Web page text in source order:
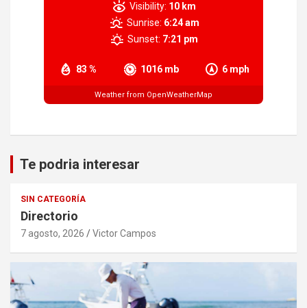
83 % 1016 mb 6 mph
Visibility: 10 km
Sunrise: 6:24 am
Sunset: 7:21 pm
Weather from OpenWeatherMap
Te podria interesar
SIN CATEGORÍA
Directorio
7 agosto, 2026 Victor Campos